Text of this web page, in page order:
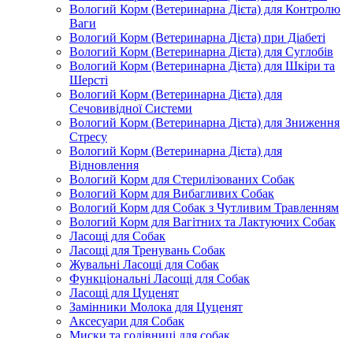
Вологий Корм (Ветеринарна Дієта) для Контролю
Ваги
Вологий Корм (Ветеринарна Дієта) при Діабеті
Вологий Корм (Ветеринарна Дієта) для Суглобів
Вологий Корм (Ветеринарна Дієта) для Шкіри та
Шерсті
Вологий Корм (Ветеринарна Дієта) для
Сечовивідної Системи
Вологий Корм (Ветеринарна Дієта) для Зниження
Стресу
Вологий Корм (Ветеринарна Дієта) для
Відновлення
Вологий Корм для Стерилізованих Собак
Вологий Корм для Вибагливих Собак
Вологий Корм для Собак з Чутливим Травленням
Вологий Корм для Вагітних та Лактуючих Собак
Ласощі для Собак
Ласощі для Тренувань Собак
Жувальні Ласощі для Собак
Функціональні Ласощі для Собак
Ласощі для Цуценят
Замінники Молока для Цуценят
Аксесуари для Собак
Миски та годівниці для собак